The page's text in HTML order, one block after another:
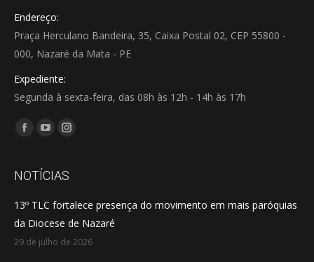
Endereço:
Praça Herculano Bandeira, 35, Caixa Postal 02, CEP 55800 -
000, Nazaré da Mata - PE
Expediente:
Segunda à sexta-feira, das 08h às 12h - 14h às 17h
Encontre-nos em:
Facebook
opens
new
window
YouTube
opens
new
window
Instagram
opens
new
window
NOTÍCIAS
13º TLC fortalece presença do movimento em mais paróquias
da Diocese de Nazaré
29 de julho de 2026